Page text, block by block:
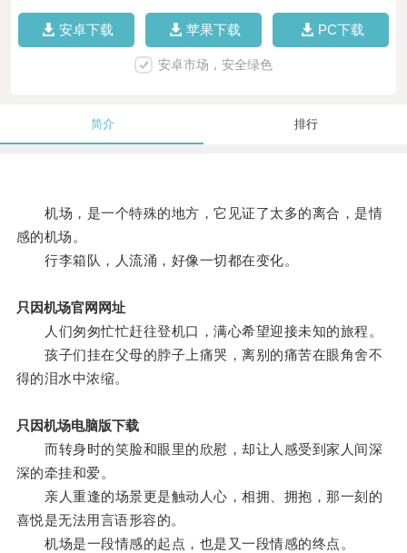
安卓下载 苹果下载 PC下载
安卓市场，安全绿色
简介 排行
机场，是一个特殊的地方，它见证了太多的离合，是情
感的机场。
行李箱队，人流涌，好像一切都在变化。
只因机场官网网址
人们匆匆忙忙赶往登机口，满心希望迎接未知的旅程。
孩子们挂在父母的脖子上痛哭，离别的痛苦在眼角舍不
得的泪水中浓缩。
只因机场电脑版下载
而转身时的笑脸和眼里的欣慰，却让人感受到家人间深
深的牵挂和爱。
亲人重逢的场景更是触动人心，相拥、拥抱，那一刻的
喜悦是无法用言语形容的。
机场是一段情感的起点，也是又一段情感的终点。